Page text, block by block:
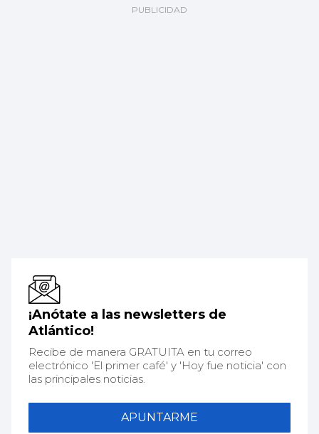
¡Anótate a las newsletters de
Atlántico!
Recibe de manera GRATUITA en tu correo
electrónico 'El primer café' y 'Hoy fue noticia' con
las principales noticias.
APUNTARME